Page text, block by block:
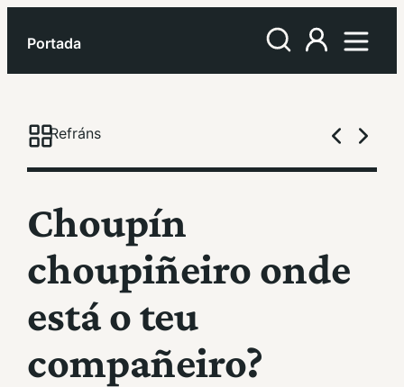
Portada
Refráns
Choupín
choupiñeiro onde
está o teu
compañeiro?